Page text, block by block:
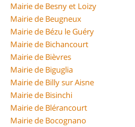
Mairie de Besny et Loizy
Mairie de Beugneux
Mairie de Bézu le Guéry
Mairie de Bichancourt
Mairie de Bièvres
Mairie de Biguglia
Mairie de Billy sur Aisne
Mairie de Bisinchi
Mairie de Blérancourt
Mairie de Bocognano